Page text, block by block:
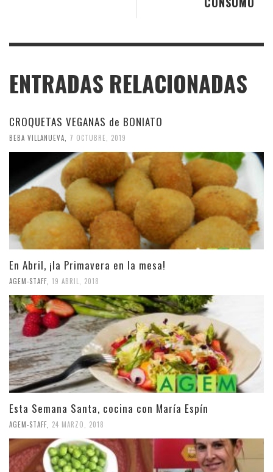
ENTRADAS RELACIONADAS
CROQUETAS VEGANAS de BONIATO
BEBA VILLANUEVA 7 OCTUBRE, 2019
En Abril, ¡la Primavera en la mesa!
AGEM-STAFF 19 ABRIL, 2018
Esta Semana Santa, cocina con María Espín
AGEM-STAFF 24 MARZO, 2018